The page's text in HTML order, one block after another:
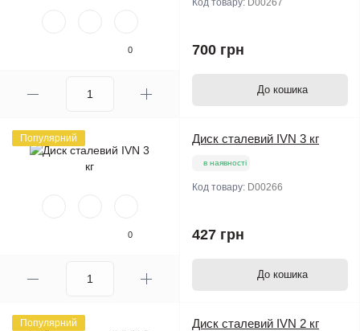
0 700 грн
До кошика
Популярний
0
Диск сталевий IVN 3 кг
в наявності
Код товару: D00266
427 грн
До кошика
Популярний Диск сталевий IVN 2 кг